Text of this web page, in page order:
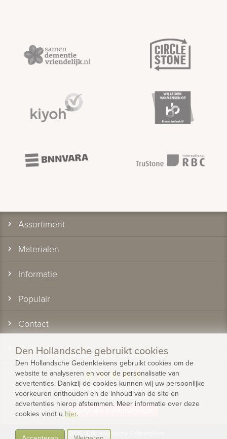
Assortiment
Materialen
Informatie
Populair
Contact
Over ons
star starstarstarstar
gemiddelde beoordeling 9.5 van 10
gebaseerd op 1175 reviews
Bekijk alle klantervaringen
© 2026 - Den Hollandsche Gedenktekens
Den Hollandsche gebruikt cookies
Den Hollandsche Gedenktekens gebruikt cookies om de
website te analyseren en voor de personalisatie van
advertenties. Dankzij de cookies kunnen wij uw persoonlijke
voorkeuren onthouden en de inhoud van de site en
advertenties hierop afstemmen. Meer informatie over deze
cookies vindt u hier.